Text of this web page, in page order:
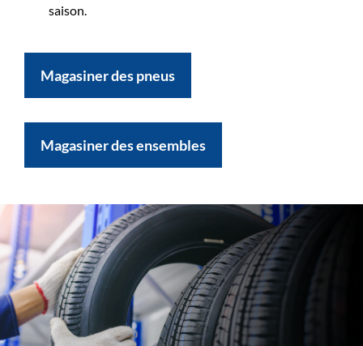
saison.
Magasiner des pneus
Magasiner des ensembles